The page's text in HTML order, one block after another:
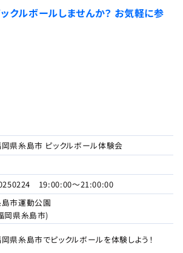
クルボールしませんか？ お気軽に参
県糸島市 ピックルボール体験会
19:00:00〜21:00:00
市運動公園
岡県糸島市)
県糸島市でピックルボールを体験しよう！